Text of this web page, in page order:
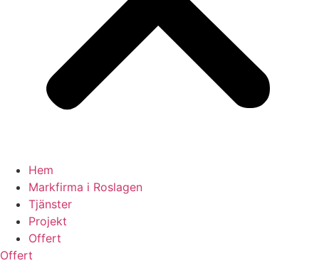
Hem
Markfirma i Roslagen
Tjänster
Projekt
Offert
Offert